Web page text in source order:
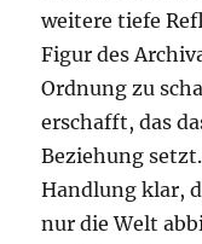
weitere tiefe
Figur des
Ordnung zu
erschafft, das
Beziehung
Handlung klar,
nur die Welt